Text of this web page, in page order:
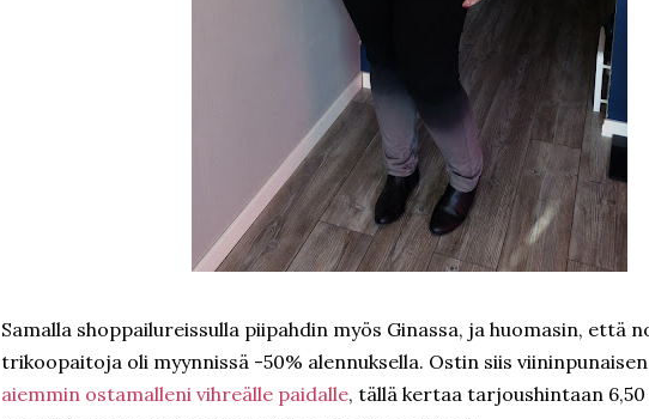
Samalla shoppailureissulla piipahdin myös Ginassa, ja huomasin, että
trikoopaitoja oli myynnissä -50% alennuksella. Ostin siis
aiemmin ostamalleni vihreälle paidalle, tällä kertaa tarjoushintaan